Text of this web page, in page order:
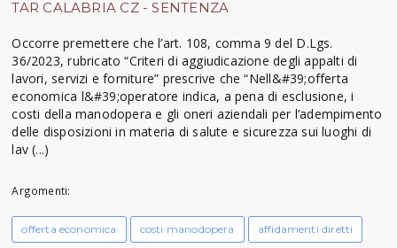
TAR CALABRIA CZ - SENTENZA
Occorre premettere che l’art. 108, comma 9 del D.Lgs.
36/2023, rubricato “Criteri di aggiudicazione degli appalti di
lavori, servizi e forniture” prescrive che “Nell&#39;offerta
economica l&#39;operatore indica, a pena di esclusione, i
costi della manodopera e gli oneri aziendali per l’adempimento
delle disposizioni in materia di salute e sicurezza sui luoghi di
lav (...)
Argomenti:
offerta economica costi manodopera affidamenti diretti